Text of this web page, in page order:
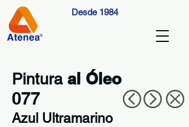
Desde 1984
Pintura al Óleo
Azul Ultramarino
077